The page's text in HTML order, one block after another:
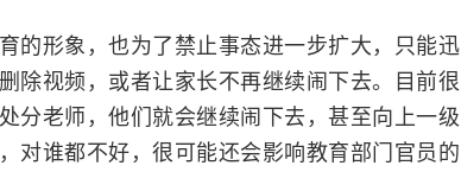
的形象，也为了禁止事态进一步扩大，只能迅
除视频，或者让家长不再继续闹下去。目前很
分老师，他们就会继续闹下去，甚至向上一级
对谁都不好，很可能还会影响教育部门官员的